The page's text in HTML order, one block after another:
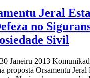
Jeral
no
Sivil
Janeiru 2013
proposta Orsamentu Jeral